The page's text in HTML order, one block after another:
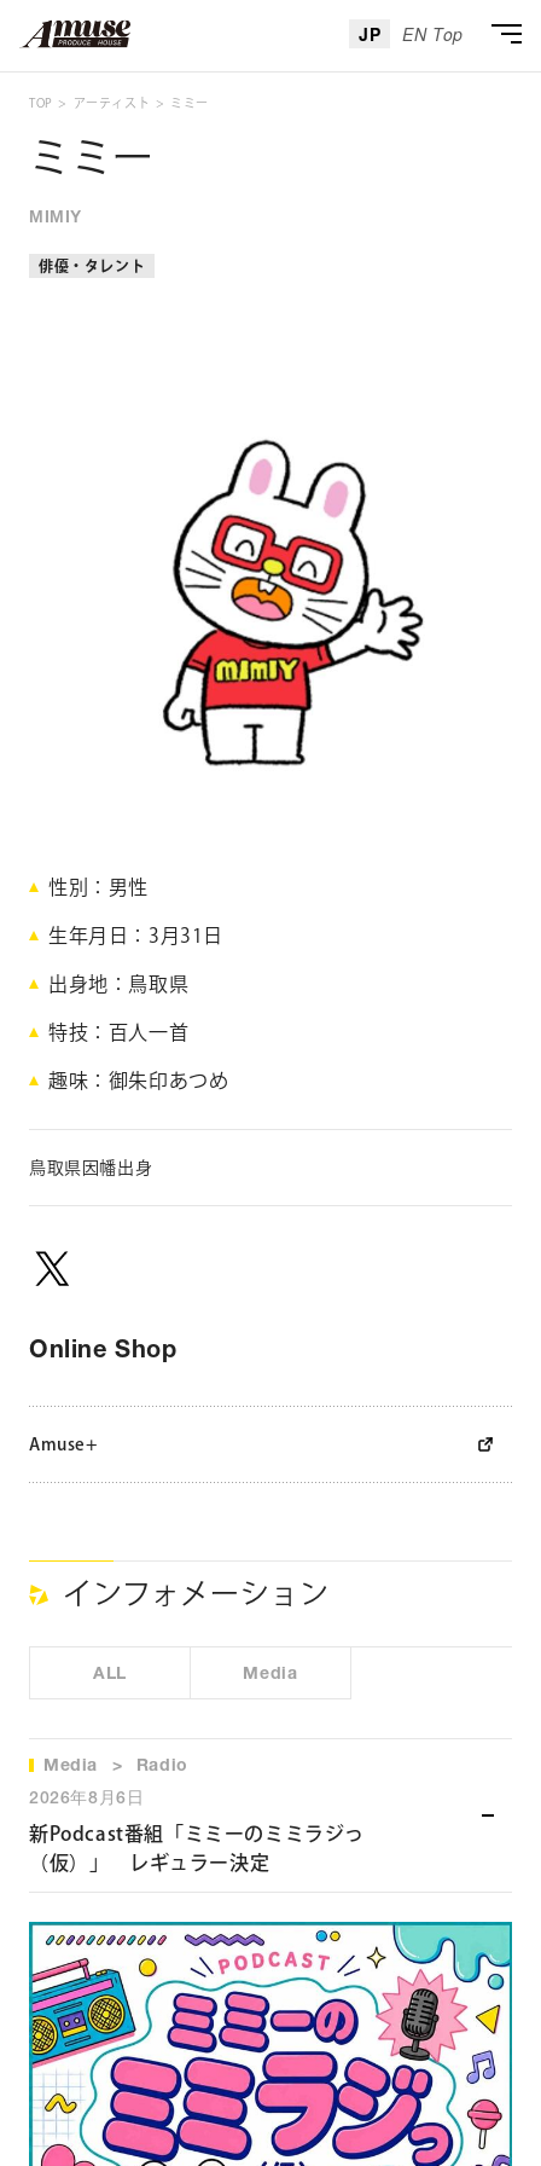
JP EN Top
CONTACT お問い合わせ
個人のお客様
法人のお客様
アーティスト募集
ENGLISH
TOP アーティスト ミミー
ミミー
MIMIY
俳優・タレント
ミ
ー
M
M
性別 男性
生年月日 3月31日
出身地 鳥取県
特技 百人一首
趣味 御朱印あつめ
鳥取県因幡出身
Online Shop
Amuse+
インフォメーション
ALL Media
Media
Radio
2026年8月6日
新Podcast番組「ミミーのミミラジっ
（仮）」 レギュラー決定